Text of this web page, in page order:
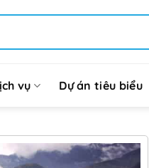
vụ Dự án tiêu biểu